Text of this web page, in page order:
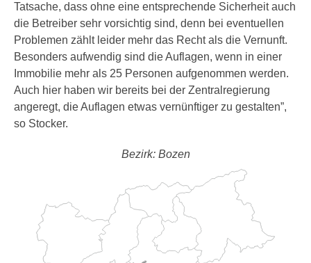
Tatsache, dass ohne eine entsprechende Sicherheit auch
die Betreiber sehr vorsichtig sind, denn bei eventuellen
Problemen zählt leider mehr das Recht als die Vernunft.
Besonders aufwendig sind die Auflagen, wenn in einer
Immobilie mehr als 25 Personen aufgenommen werden.
Auch hier haben wir bereits bei der Zentralregierung
angeregt, die Auflagen etwas vernünftiger zu gestalten”,
so Stocker.
Bezirk: Bozen